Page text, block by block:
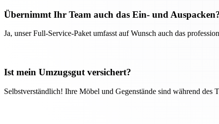
Übernimmt Ihr Team auch das Ein- und
Ja, unser Full-Service-Paket umfasst auf Wunsch auch das
Ist mein Umzugsgut versichert?
Selbstverständlich! Ihre Möbel und Gegenstände sind während des